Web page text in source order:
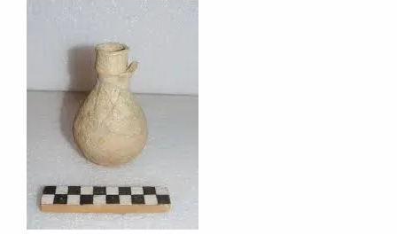
Imatge principal